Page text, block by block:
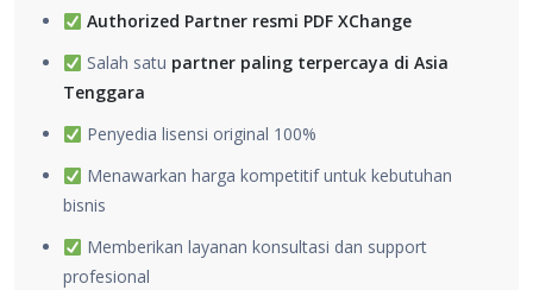
Authorized Partner resmi PDF XChange
Salah satu partner paling terpercaya di Asia
Tenggara
Penyedia lisensi original 100%
Menawarkan harga kompetitif untuk kebutuhan
bisnis
Memberikan layanan konsultasi dan support
profesional